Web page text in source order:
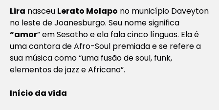
Lira nasceu Lerato Molapo no município Daveyton
no leste de Joanesburgo. Seu nome significa
“amor” em Sesotho e ela fala cinco línguas. Ela é
uma cantora de Afro-Soul premiada e se refere a
sua música como “uma fusão de soul, funk,
elementos de jazz e Africano”.
Início da vida